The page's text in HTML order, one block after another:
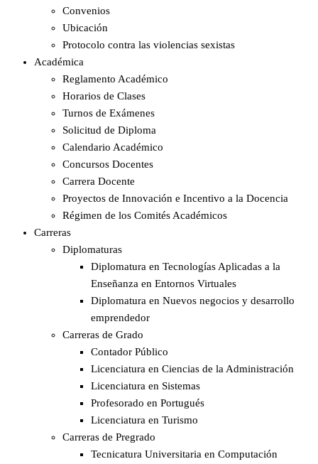
Convenios
Ubicación
Protocolo contra las violencias sexistas
Académica
Reglamento Académico
Horarios de Clases
Turnos de Exámenes
Solicitud de Diploma
Calendario Académico
Concursos Docentes
Carrera Docente
Proyectos de Innovación e Incentivo a la Docencia
Régimen de los Comités Académicos
Carreras
Diplomaturas
Diplomatura en Tecnologías Aplicadas a la
Enseñanza en Entornos Virtuales
Diplomatura en Nuevos negocios y desarrollo
emprendedor
Carreras de Grado
Contador Público
Licenciatura en Ciencias de la Administración
Licenciatura en Sistemas
Profesorado en Portugués
Licenciatura en Turismo
Carreras de Pregrado
Tecnicatura Universitaria en Computación